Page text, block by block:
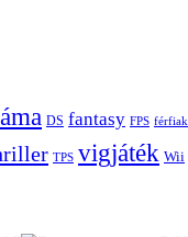
DS fantasy FPS férfiak
TPS vigjáték Wii